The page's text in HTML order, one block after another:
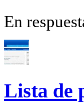
En
Lista de